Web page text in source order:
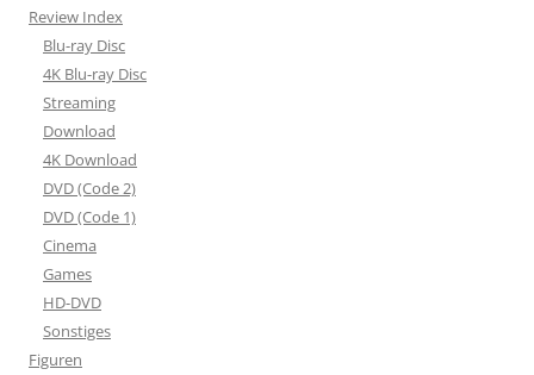
Review Index
Blu-ray Disc
4K Blu-ray Disc
Streaming
Download
4K Download
DVD (Code 2)
DVD (Code 1)
Cinema
Games
HD-DVD
Sonstiges
Figuren